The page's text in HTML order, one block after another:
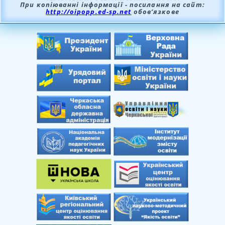
При копіюванні інформації - посилання на сайт:
http://oipopp.ed-sp.net обов’язкове